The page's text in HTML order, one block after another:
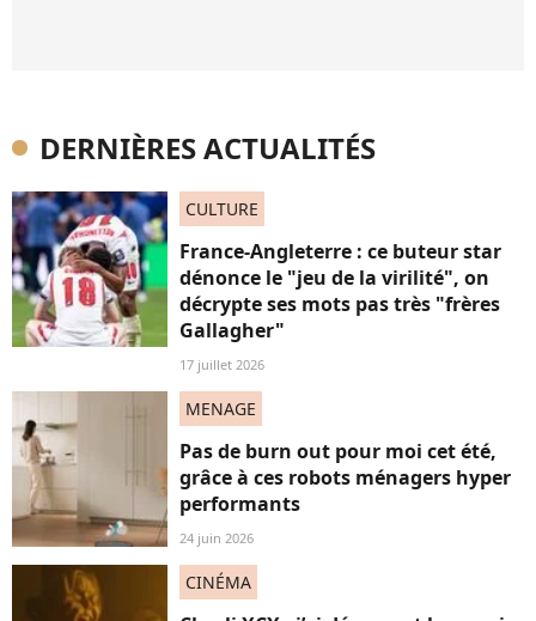
DERNIÈRES ACTUALITÉS
CULTURE
France-Angleterre : ce buteur star
dénonce le "jeu de la virilité", on
décrypte ses mots pas très "frères
Gallagher"
17 juillet 2026
MENAGE
Pas de burn out pour moi cet été,
grâce à ces robots ménagers hyper
performants
24 juin 2026
CINÉMA